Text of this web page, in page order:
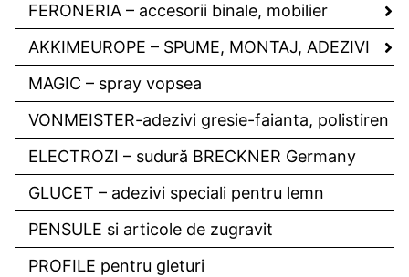
FERONERIA – accesorii binale, mobilier
AKKIMEUROPE – SPUME, MONTAJ, ADEZIVI
MAGIC – spray vopsea
VONMEISTER-adezivi gresie-faianta, polistiren
ELECTROZI – sudură BRECKNER Germany
GLUCET – adezivi speciali pentru lemn
PENSULE si articole de zugravit
PROFILE pentru gleturi